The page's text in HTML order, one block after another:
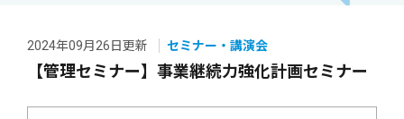
2024年09月26日更新 セミナー・講演会
【管理セミナー】事業継続力強化計画セミナー